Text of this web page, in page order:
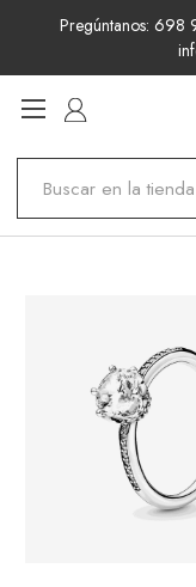
Pregúntanos: 698